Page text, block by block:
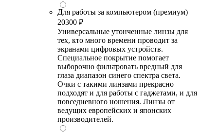
Для работы за компьютером (премиум)
20300 ₽
Универсальные утонченные линзы для
тех, кто много времени проводит за
экранами цифровых устройств.
Специальное покрытие помогает
выборочно фильтровать вредный для
глаза диапазон синего спектра света.
Очки с такими линзами прекрасно
подходят и для работы с гаджетами, и для
повседневного ношения. Линзы от
ведущих европейских и японских
производителей.